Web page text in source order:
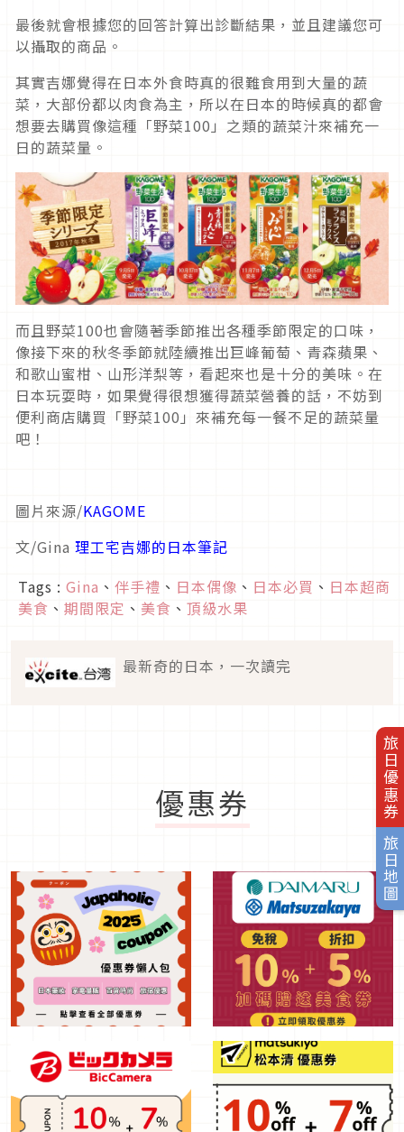
旅日優惠券
旅日地圖
最後就會根據您的回答計算出診斷結果，並且建議您可
以攝取的商品。
其實吉娜覺得在日本外食時真的很難食用到大量的蔬
菜，大部份都以肉食為主，所以在日本的時候真的都會
想要去購買像這種「野菜100」之類的蔬菜汁來補充一
日的蔬菜量。
而且野菜100也會隨著季節推出各種季節限定的口味，
像接下來的秋冬季節就陸續推出巨峰葡萄、青森蘋果、
和歌山蜜柑、山形洋梨等，看起來也是十分的美味。在
日本玩耍時，如果覺得很想獲得蔬菜營養的話，不妨到
便利商店購買「野菜100」來補充每一餐不足的蔬菜量
吧！
圖片來源/KAGOME
文/Gina 理工宅吉娜的日本筆記
Tags : Gina 、 伴手禮 、 日本偶像 、 日本必買 、 日本超商
美食 、 期間限定 、 美食 、 頂級水果
最新奇的日本，一次讀完
優惠券